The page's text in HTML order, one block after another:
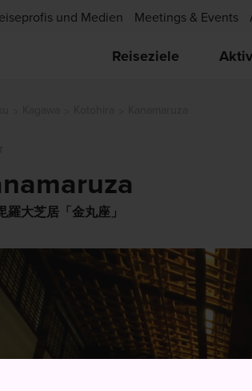
und Medien Meetings & Events
Reiseziele
羅大芝居「金丸座」